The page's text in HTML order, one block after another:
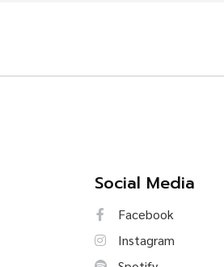
Social Media
Facebook
Instagram